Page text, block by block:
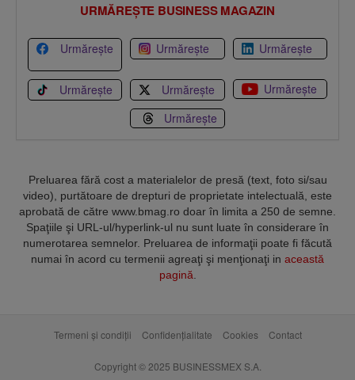
URMĂREȘTE BUSINESS MAGAZIN
Urmărește Urmărește Urmărește
Urmărește Urmărește
Urmărește
Urmărește
Preluarea fără cost a materialelor de presă (text, foto si/sau
video), purtătoare de drepturi de proprietate intelectuală, este
aprobată de către www.bmag.ro doar în limita a 250 de semne.
Spaţiile şi URL-ul/hyperlink-ul nu sunt luate în considerare în
numerotarea semnelor. Preluarea de informaţii poate fi făcută
numai în acord cu termenii agreaţi şi menţionaţi in această
pagină
Termeni și condiții Confidențialitate Cookies Contact
Copyright © 2025 BUSINESSMEX S.A.